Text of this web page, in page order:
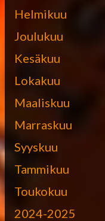
Helmikuu
Joulukuu
Kesäkuu
Lokakuu
Maaliskuu
Marraskuu
Syyskuu
Tammikuu
Toukokuu
2024-2025